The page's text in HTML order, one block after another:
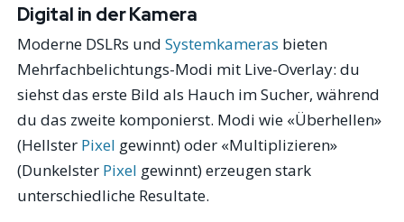
Digital in der Kamera
Moderne DSLRs undSystemkameras bieten
Mehrfachbelichtungs-Modi mit Live-Overlay: du
siehst das erste Bild als Hauch im Sucher, während
du das zweite komponierst. Modi wie «Überhellen»
(Hellster Pixel gewinnt) oder «Multiplizieren»
(Dunkelster Pixel gewinnt) erzeugen stark
unterschiedliche Resultate.